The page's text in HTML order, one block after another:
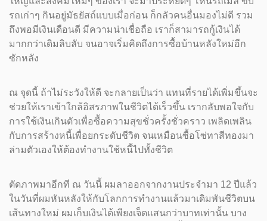
รถเก่าๆ กินอยู่มัธยัสถ์แบบเมื่อก่อน ก็กลัวคนอื่นมองไม่ดี รวม
ถึงพอมีเงินเดือนดี มีความน่าเชื่อถือ เราก็สามารถกู้เงินได้
มากกว่าเดิมลิบลับ จนอาจเริ่มคิดถึงการซื้อบ้านหลังใหม่อีก
ซักหลัง
ณ จุดนี้ ถ้าไม่ระวังให้ดี จะกลายเป็นว่า แทนที่รายได้เพิ่มขึ้นจะ
ช่วยให้เราเข้าใกล้อิสรภาพในชีวิตได้เร็วขึ้น เรากลับพอใจกับ
การใช้เงินเกินตัวเพื่อซื้อความสุขชั่วครั้งชั่วคราว เพลิดเพลิน
กับการสร้างหนี้เพื่อยกระดับชีวิต จนเหมือนซื้อโซ่ทาสีทองมา
ล่ามตัวเองให้ต้องทำงานใช้หนี้ไปทั้งชีวิต
ตัดภาพมาอีกที ณ วันนี้ ผมลาออกจากงานประจำมา 12 ปีแล้ว
ในวันที่ผมหันหลังให้กับโลกการทำงานแล้วมาเดิมพันชีวิตบน
เส้นทางใหม่ ผมเก็บเงินได้เพียงเจ็ดแสนกว่าบาทเท่านั้น บาง